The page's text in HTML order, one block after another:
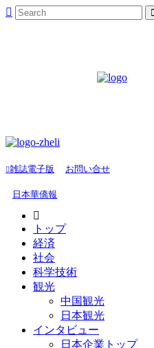
雑誌電子版 お問い合せ
日本華僑報
トップ
経済
社会
科学技術
観光
中国観光
日本観光
インタビュー
日本企業トップ